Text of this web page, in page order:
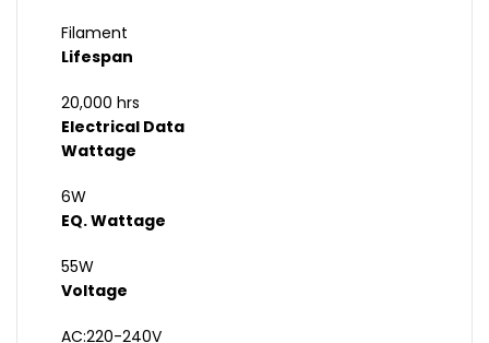
Filament
Lifespan
20,000 hrs
Electrical Data
Wattage
6W
EQ. Wattage
55W
Voltage
AC:220-240V